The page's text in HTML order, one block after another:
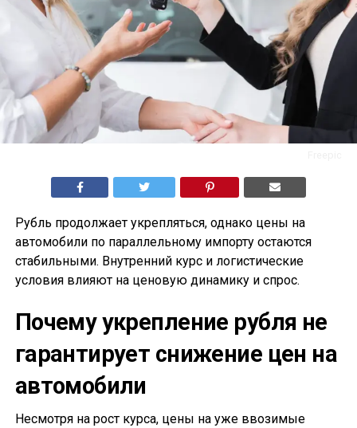
Рубль продолжает укрепляться, однако цены на
автомобили по параллельному импорту остаются
стабильными. Внутренний курс и логистические
условия влияют на ценовую динамику и спрос.
Почему укрепление рубля не
гарантирует снижение цен на
автомобили
Несмотря на рост курса, цены на уже ввозимые